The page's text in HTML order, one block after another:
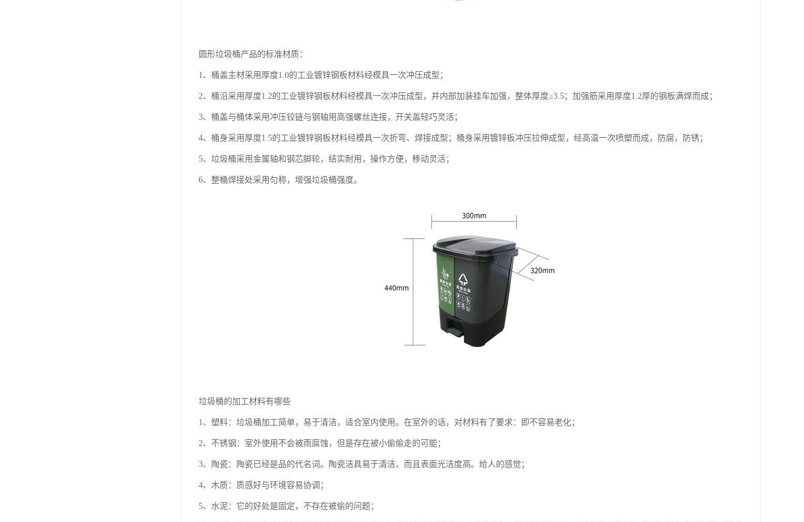
圆形垃圾桶产品的标准材质：
1、桶盖主材采用厚度1.0的工业镀锌钢板材料经模具一次冲压成型；
2、桶沿采用厚度1.2的工业镀锌钢板材料经模具一次冲压成型，并内部加装挂车加强，整体厚度≥3.5；加强筋采用厚度1.2厚的钢板满焊而成；
3、桶盖与桶体采用冲压铰链与钢轴用高强螺丝连接，开关盖轻巧灵活；
4、桶身采用厚度1.5的工业镀锌钢板材料经模具一次折弯、焊接成型；桶身采用镀锌板冲压拉伸成型，经高温一次喷塑而成，防腐，防锈；
5、垃圾桶采用金属轴和钢芯脚轮，结实耐用，操作方便，移动灵活；
6、整桶焊接处采用匀称，增强垃圾桶强度。
垃圾桶的加工材料有哪些
1、塑料：垃圾桶加工简单，易于清洁，适合室内使用。在室外的话，对材料有了要求：即不容易老化；
2、不锈钢：室外使用不会被雨腐蚀，但是存在被小偷偷走的可能；
3、陶瓷：陶瓷已经是品的代名词。陶瓷洁具易于清洁，而且表面光洁度高。给人的感觉；
4、木质：质感好与环境容易协调；
5、水泥：它的好处是固定，不存在被偷的问题；